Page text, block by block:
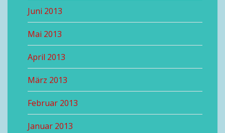
Juni 2013
Mai 2013
April 2013
März 2013
Februar 2013
Januar 2013